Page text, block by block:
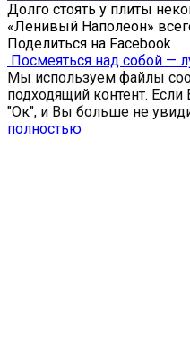
Долго стоять у плиты
«Ленивый Наполеон»
Поделиться на Facebook
Посмеяться над собой —
Мы используем файлы
подходящий контент. Если
"Ок", и Вы больше не
полностью